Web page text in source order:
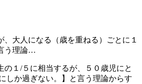
、大人になる（歳を重ねる）ごとに１
う理論…
の１/５に相当するが、５０歳児にと
しか過ぎない。】と言う理論からす